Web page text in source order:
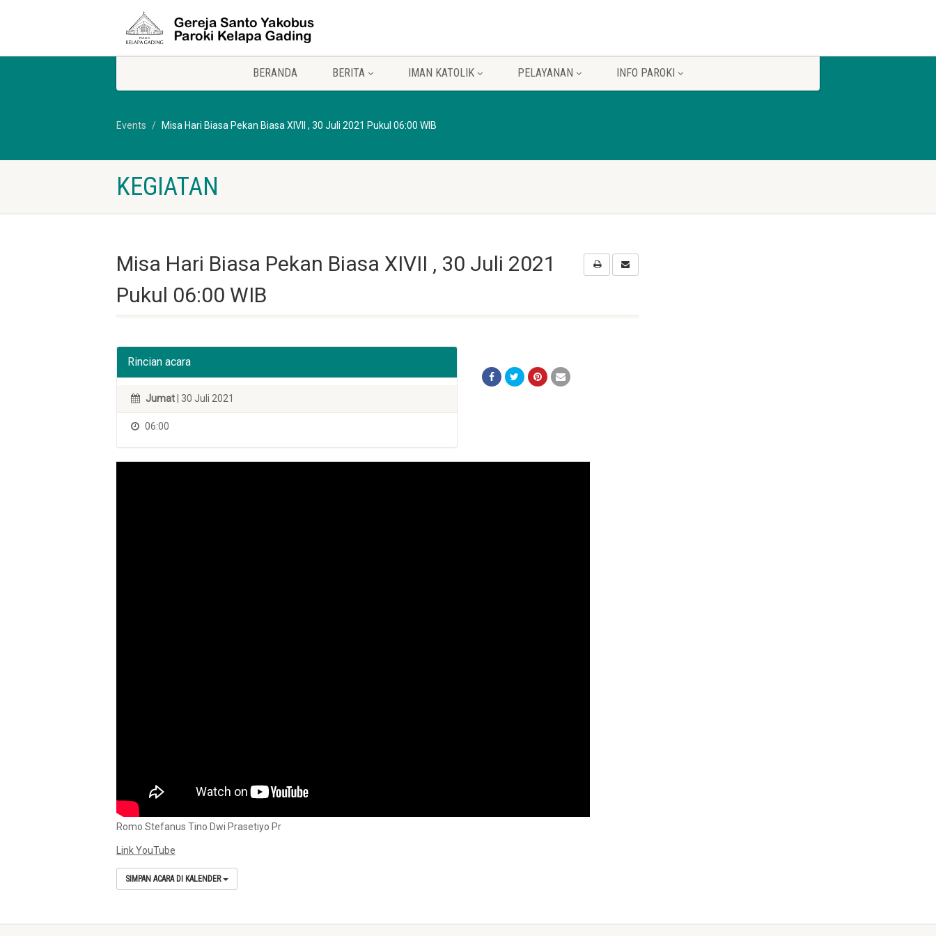
BERANDA BERITA IMAN KATOLIK PELAYANAN INFO PAROKI
Events Misa Hari Biasa Pekan Biasa XIVII , 30 Juli 2021 Pukul 06:00 WIB
KEGIATAN
Misa Hari Biasa Pekan Biasa XIVII , 30 Juli 2021
Pukul 06:00 WIB
Rincian acara
Jumat | 30 Juli 2021
06:00
Romo Stefanus Tino Dwi Prasetiyo Pr
Link YouTube
SIMPAN ACARA DI KALENDER